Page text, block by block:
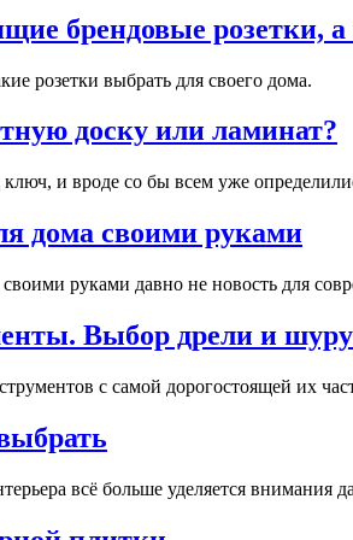
брендовые розетки, а
розетки выбрать для своего дома.
доску или ламинат?
и вроде со бы всем уже
дома своими руками
руками давно не новость для
Выбор дрели и
с самой дорогостоящей их
всё больше уделяется внимания